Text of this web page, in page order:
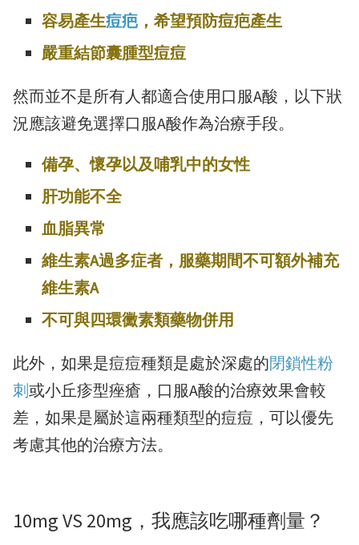
容易產生痘疤 ，希望預防痘疤產生
嚴重結節囊腫型痘痘
然而並不是所有人都適合使用口服A酸，以下狀
況應該避免選擇口服A酸作為治療手段。
備孕、懷孕以及哺乳中的女性
肝功能不全
血脂異常
維生素A過多症者，服藥期間不可額外補充
維生素A
不可與四環黴素類藥物併用
此外，如果是痘痘種類是處於深處的閉鎖性粉
刺或小丘疹型痤瘡，口服A酸的治療效果會較
差，如果是屬於這兩種類型的痘痘，可以優先
考慮其他的治療方法。
10mg VS 20mg，我應該吃哪種劑量？